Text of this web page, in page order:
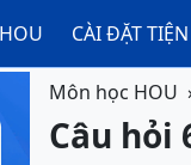
CÀI ĐẶT
Môn học HOU
Câu hỏi